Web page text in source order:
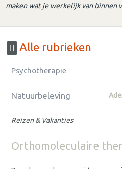
maken wat je werkelijk van binnen
Alle rubrieken
Psychotherapie
Natuurbeleving
Reizen & Vakanties
Orthomoleculaire